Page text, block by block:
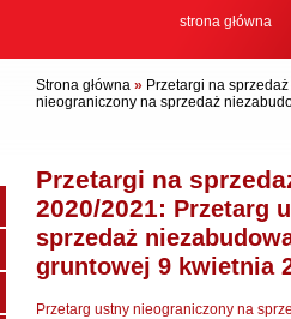
strona główna
Strona główna » Przetargi na
nieograniczony na sprzedaż
Przetargi na
2020/2021: Przetarg
sprzedaż
gruntowej 9 kwietnia
Przetarg ustny nieograniczony na